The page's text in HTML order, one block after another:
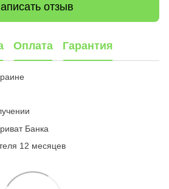
отзыв
Оплата Гарантия
Банка
12 месяцев